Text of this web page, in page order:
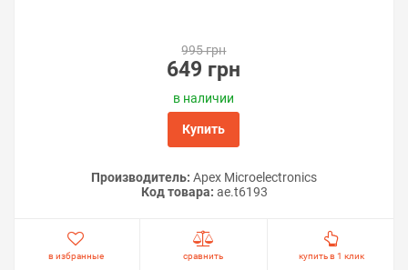
995 грн
649 грн
в наличии
Купить
Производитель: Apex Microelectronics
Код товара: ae.t6193
в избранные сравнить купить в 1 клик